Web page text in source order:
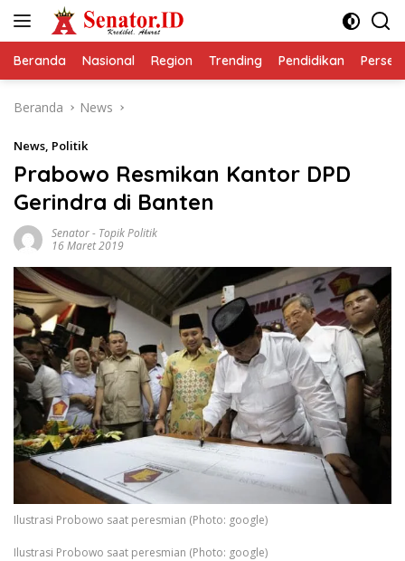
Beranda Nasional Region Trending Pendidikan
Beranda News
News, Politik
Prabowo Resmikan Kantor DPD
Gerindra di Banten
Senator- Topik Politik
16 Maret 2019
Ilustrasi Probowo saat peresmian (Photo: google)
Ilustrasi Probowo saat peresmian (Photo: google)